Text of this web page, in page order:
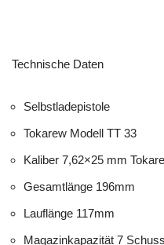
Technische Daten
Selbstladepistole
Tokarew Modell TT 33
Kaliber 7,62×25 mm
Gesamtlänge 196mm
Lauflänge 117mm
Magazinkapazität 7 Schuss